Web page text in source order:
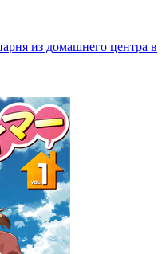
из домашнего центра в